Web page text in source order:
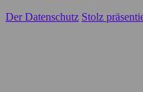
Der Datenschutz Stolz